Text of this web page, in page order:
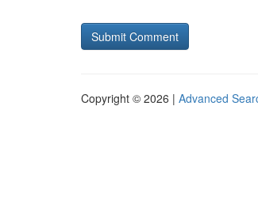
Copyright © 2026 | Advanced